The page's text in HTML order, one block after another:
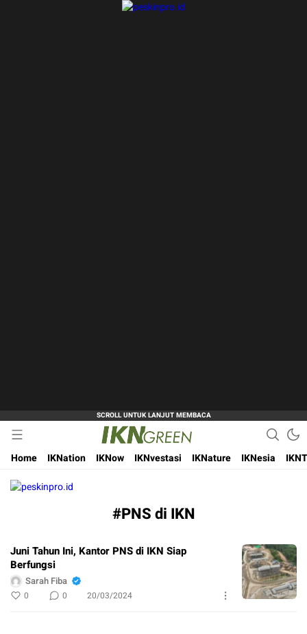
IKN Green
Hijaukan Nusantara Bangun Ibu Kota
Home
IKNation IKNow IKNvestasi IKNature IKNesia
#PNS di IKN
Juni Tahun Ini, Kantor PNS di IKN Siap
Berfungsi
Sarah Fiba
0 0 20/03/2024